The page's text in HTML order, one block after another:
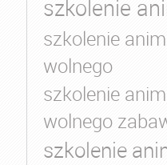
szkolenie
szkolenie
wolnego
szkolenie
wolnego
szkolenie